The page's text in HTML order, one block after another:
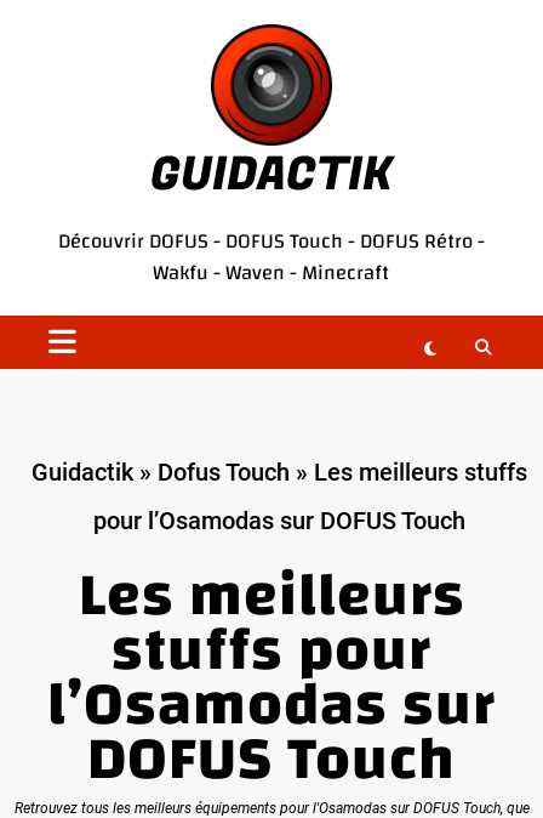
GUIDACTIK
DécouvrirDOFUS-DOFUS Touch-DOFUS Rétro-
Wakfu-Waven-Minecraft
Guidactik» Dofus Touch » Les meilleurs stuffs
pour l’Osamodas sur DOFUS Touch
Les meilleurs
stuffs pour
l’Osamodas sur
DOFUS Touch
Retrouvez tous les meilleurs équipements pour l'Osamodas sur DOFUS Touch, que